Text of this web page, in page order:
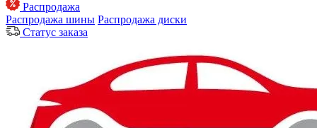
Распродажа
Распродажа шины Распродажа диски
Статус заказа